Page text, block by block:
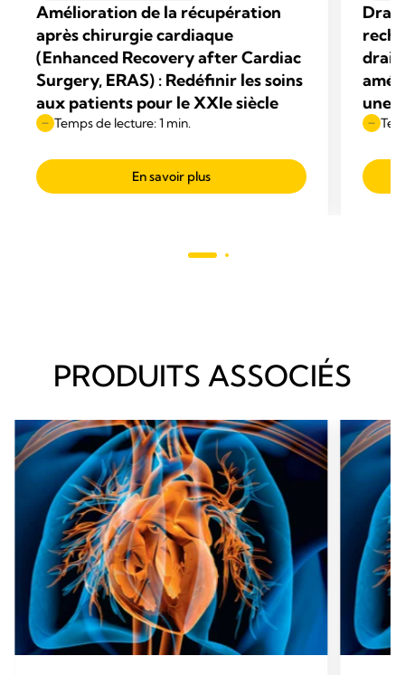
Amélioration de la récupération
après chirurgie cardiaque
(Enhanced Recovery after Cardiac
Surgery, ERAS) : Redéfinir les soins
aux patients pour le XXIe siècle
Temps de lecture: 1 min.
En savoir plus
une
PRODUITS ASSOCIÉS